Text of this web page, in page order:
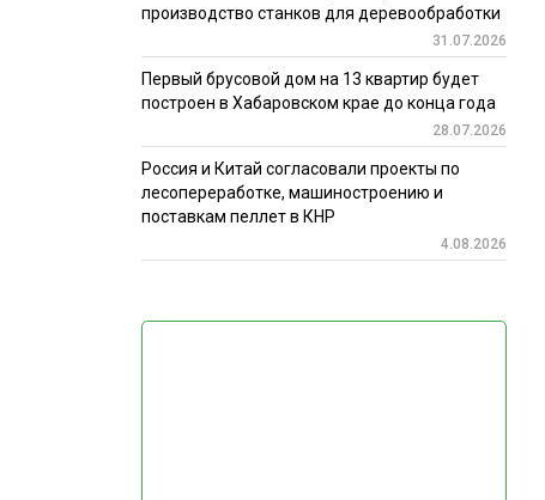
производство станков для деревообработки
31.07.2026
Первый брусовой дом на 13 квартир будет
построен в Хабаровском крае до конца года
28.07.2026
Россия и Китай согласовали проекты по
лесопереработке, машиностроению и
поставкам пеллет в КНР
4.08.2026